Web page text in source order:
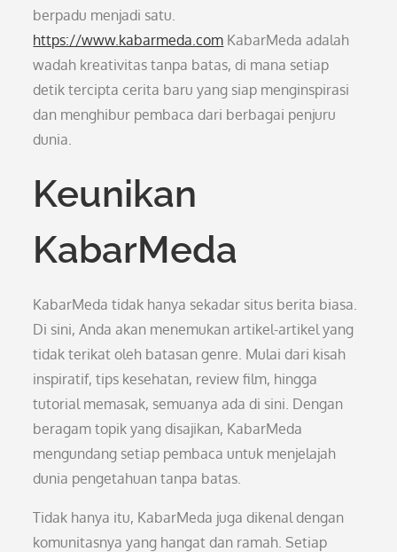
berpadu menjadi satu.
https://www.kabarmeda.com KabarMeda adalah
wadah kreativitas tanpa batas, di mana setiap
detik tercipta cerita baru yang siap menginspirasi
dan menghibur pembaca dari berbagai penjuru
dunia.
Keunikan
KabarMeda
KabarMeda tidak hanya sekadar situs berita biasa.
Di sini, Anda akan menemukan artikel-artikel yang
tidak terikat oleh batasan genre. Mulai dari kisah
inspiratif, tips kesehatan, review film, hingga
tutorial memasak, semuanya ada di sini. Dengan
beragam topik yang disajikan, KabarMeda
mengundang setiap pembaca untuk menjelajah
dunia pengetahuan tanpa batas.
Tidak hanya itu, KabarMeda juga dikenal dengan
komunitasnya yang hangat dan ramah. Setiap